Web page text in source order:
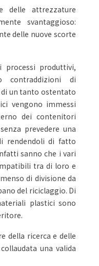
delle attrezzature
svantaggioso:
delle nuove scorte
processi produttivi,
contraddizioni di
un tanto ostentato
vengono immessi
dei contenitori
prevedere una
rendendoli di fatto
sanno che i vari
tra di loro e
di divisione da
del riciclaggio. Di
plastici sono
della ricerca e delle
una valida